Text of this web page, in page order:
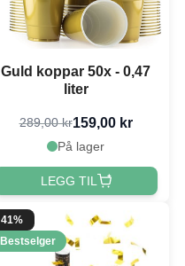
Guld koppar 50x - 0,47
liter
289,00 kr159,00 kr
På lager
LEGG TIL
41%
Bestselger